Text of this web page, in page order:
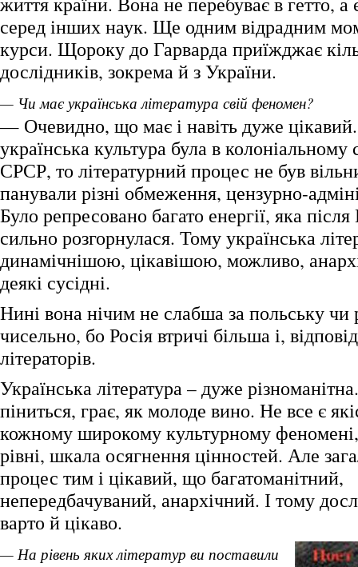
серед інших наук. Ще одним відрадним
курси. Щороку до Гарварда приїжджає
дослідників, зокрема й з України.
— Чи має українська література свій феномен?
— Очевидно, що має і навіть дуже
українська культура була в колоніальному
СРСР, то літературний процес не був
панували різні обмеження, цензурно-
Було репресовано багато енергії, яка
сильно розгорнулася. Тому українська
динамічнішою, цікавішою, можливо,
деякі сусідні.
Нині вона нічим не слабша за польську
чисельно, бо Росія втричі більша і,
літераторів.
Українська література – дуже
піниться, грає, як молоде вино. Не все є
кожному широкому культурному
рівні, шкала осягнення цінностей. Але
процес тим і цікавий, що багатоманітний,
непередбачуваний, анархічний. І тому
варто й цікаво.
— На рівень яких літератур ви поставили